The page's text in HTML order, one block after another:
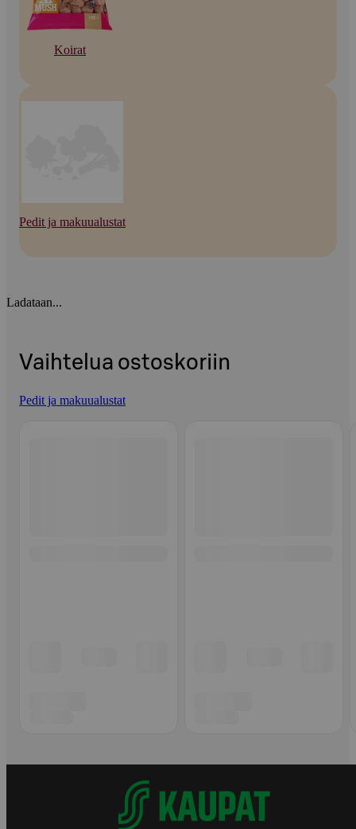
Koirat
Pedit ja makuualustat
Ladataan...
Vaihtelua ostoskoriin
Pedit ja makuualustat